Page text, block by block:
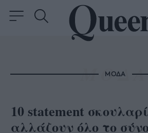
ΜΟΔΑ
10 statement
αλλάζουν όλο το